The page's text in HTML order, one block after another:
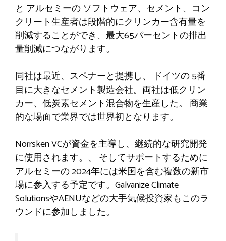
と アルセミーの ソフトウェア、セメント、コン
クリート生産者は段階的にクリンカー含有量を
削減することができ、最大65パーセントの排出
量削減につながります。
同社は最近、スペナーと提携し、
ドイツの5番
目に大きなセメント製造会社。両社は低クリン
カー、低炭素セメント混合物を生産した。 商業
的な場面で業界では世界初となります。
Norrsken VCが資金を主導し、継続的な研究開発
に使用されます。 、 そしてサポートするために
アルセミーの2024年には米国を含む複数の新市
場に参入する予定です。Galvanize Climate
SolutionsやAENUなどの大手気候投資家もこのラ
ウンドに参加しました。